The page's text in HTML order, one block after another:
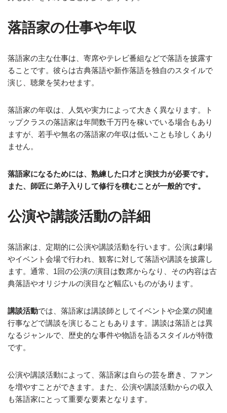
落語家の仕事や年収
落語家の主な仕事は、寄席やテレビ番組などで落語を披露す
ることです。彼らは古典落語や新作落語を独自のスタイルで
演じ、聴衆を笑わせます。
落語家の年収は、人気や実力によって大きく異なります。ト
ップクラスの落語家は年間数千万円を稼いでいる場合もあり
ますが、若手や無名の落語家の年収は低いことも珍しくあり
ません。
落語家になるためには、熟練した口才と演技力が必要です。
また、師匠に弟子入りして修行を積むことが一般的です。
公演や講談活動の詳細
落語家は、定期的に公演や講談活動を行います。公演は劇場
やイベント会場で行われ、観客に対して落語や講談を披露し
ます。通常、1回の公演の演目は数席からなり、その内容は古
典落語やオリジナルの演目など幅広いものがあります。
講談活動では、落語家は講談師としてイベントや企業の関連
行事などで講談を演じることもあります。講談は落語とは異
なるジャンルで、歴史的な事件や物語を語るスタイルが特徴
です。
公演や講談活動によって、落語家は自らの芸を磨き、ファン
を増やすことができます。また、公演や講談活動からの収入
も落語家にとって重要な要素となります。